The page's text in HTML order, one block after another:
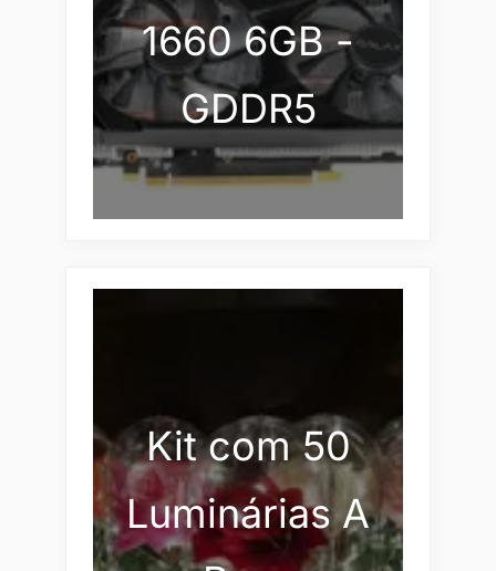
1660 6GB -
GDDR5
Kit com 50
Luminárias A